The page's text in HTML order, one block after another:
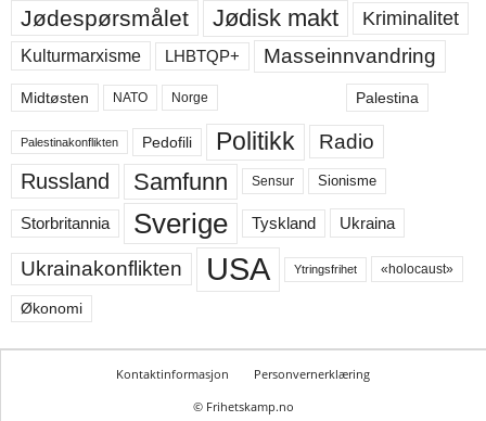
Jødespørsmålet Jødisk makt Kriminalitet
Kulturmarxisme LHBTQP+ Masseinnvandring
Midtøsten NATO Norge Palestina
Palestinakonflikten Pedofili Politikk Radio
Russland Samfunn Sensur Sionisme
Storbritannia Sverige Tyskland Ukraina
Ukrainakonflikten USA Ytringsfrihet «holocaust»
Økonomi
Kontaktinformasjon
Personvernerklæring
© Frihetskamp.no